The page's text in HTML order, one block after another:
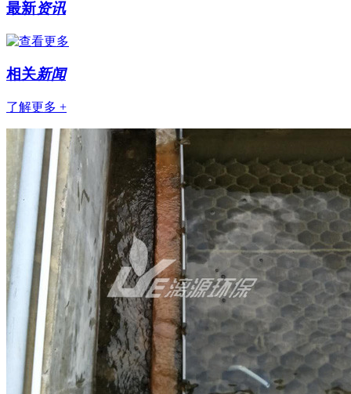
最新资讯
相关新闻
了解更多 +